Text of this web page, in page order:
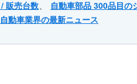
販売台数、
自動車部品 300品目の
自動車業界の最新ニュース